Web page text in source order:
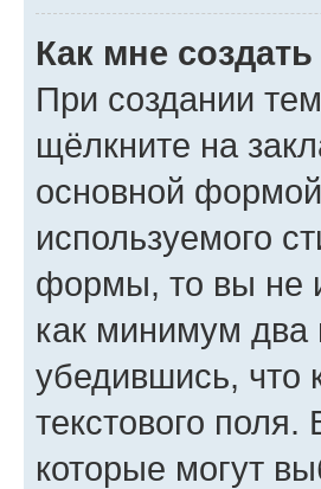
Как мне
При создании
щёлкните на
основной
используемого
формы, то вы не
как минимум два
убедившись, что
текстового
которые могут